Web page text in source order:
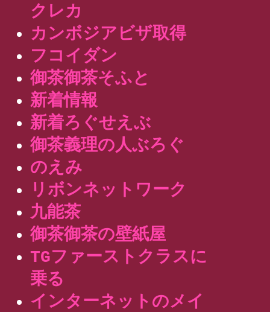
クレカ
カンボジアビザ取得
フコイダン
御茶御茶そふと
新着情報
新着ろぐせえぶ
御茶義理の人ぶろぐ
のえみ
リボンネットワーク
九能茶
御茶御茶の壁紙屋
TGファーストクラスに
乗る
インターネットのメイ